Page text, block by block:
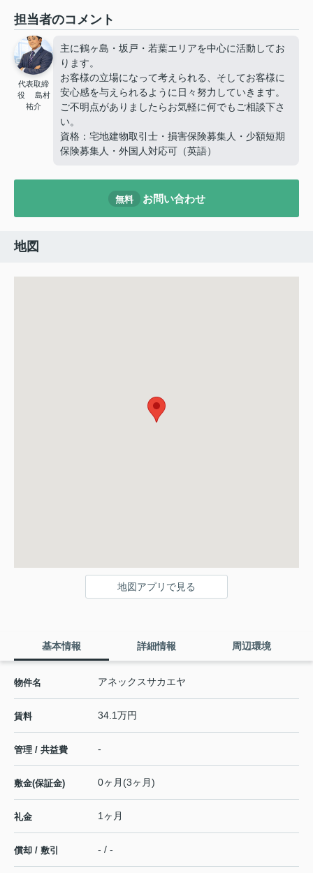
担当者のコメント
代表取締
役 島村
祐介
主に鶴ヶ島・坂戸・若葉エリアを中心に活動してお
ります。
お客様の立場になって考えられる、そしてお客様に
安心感を与えられるように日々努力していきます。
ご不明点がありましたらお気軽に何でもご相談下さ
い。
資格：宅地建物取引士・損害保険募集人・少額短期
保険募集人・外国人対応可（英語）
無料 お問い合わせ
地図
地図アプリで見る
基本情報 詳細情報 周辺環境
物件名 アネックスサカエヤ
賃料 34.1万円
管理 / 共益費 -
敷金(保証金) 0ヶ月(3ヶ月)
礼金 1ヶ月
償却 / 敷引 - / -